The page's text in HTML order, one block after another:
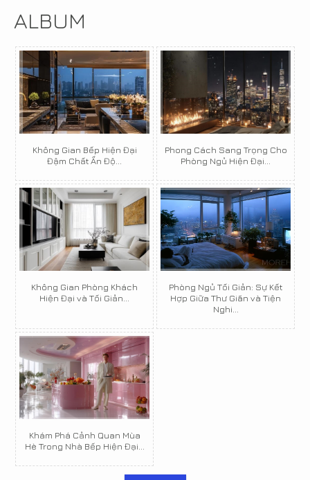
ALBUM
Không Gian Bếp Hiện Đại
Đậm Chất Ấn Độ...
Phong Cách Sang Trọng Cho
Phòng Ngủ Hiện Đại...
Không Gian Phòng Khách
Hiện Đại và Tối Giản...
Phòng Ngủ Tối Giản: Sự Kết
Hợp Giữa Thư Giãn và Tiện
Nghi...
Khám Phá Cảnh Quan Mùa
Hè Trong Nhà Bếp Hiện Đại...